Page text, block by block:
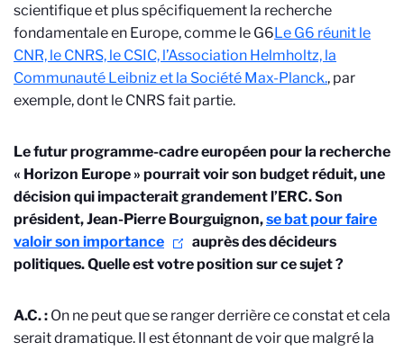
scientifique et plus spécifiquement la recherche
fondamentale en Europe, comme le G6Le G6 réunit le
CNR, le CNRS, le CSIC, l’Association Helmholtz, la
Communauté Leibniz et la Société Max-Planck., par
exemple, dont le CNRS fait partie.
Le futur programme-cadre européen pour la recherche
« Horizon Europe » pourrait voir son budget réduit, une
décision qui impacterait grandement l’ERC. Son
président, Jean-Pierre Bourguignon,se bat pour faire
valoir son importance
auprès des décideurs
politiques. Quelle est votre position sur ce sujet ?
A.C. : On ne peut que se ranger derrière ce constat et cela
serait dramatique. Il est étonnant de voir que malgré la